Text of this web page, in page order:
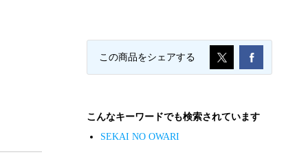
この商品をシェアする
こんなキーワードでも検索されています
SEKAI NO OWARI